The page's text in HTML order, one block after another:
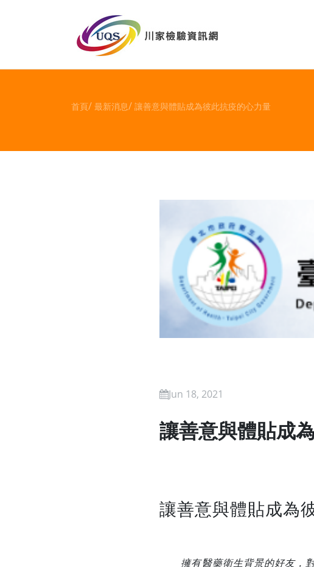
首頁 最新消息 讓善意與體貼成為彼此抗疫的心力量
Jun 18, 2021
讓善意與體貼成
讓善意與體貼成為
擁有醫藥衛生背景的好友，對